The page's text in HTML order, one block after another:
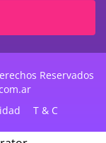
Reservados
T & C